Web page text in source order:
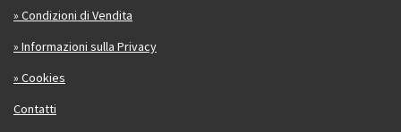
» Condizioni di Vendita
» Informazioni sulla Privacy
» Cookies
Contatti